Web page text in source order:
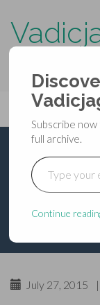
Primary
Menu
content
Vadicjagat
हनुमान
प्रयोग
July 27, 2015 |
Subscribe
full archive.
Type your email…
Continue